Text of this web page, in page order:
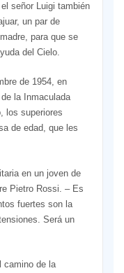
señor Luigi también
un par de
para que se
del Cielo.
de 1954, en
la Inmaculada
los superiores
de edad, que les
en un joven de
Pietro Rossi. – Es
fuertes son la
Será un
camino de la